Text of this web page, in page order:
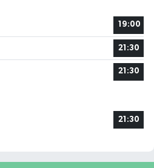
19:00
21:30
21:30
21:30